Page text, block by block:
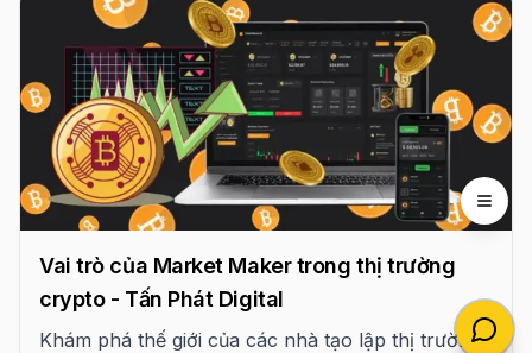
Vai trò của Market Maker trong thị trường
crypto - Tấn Phát Digital
Khám phá thế giới của các nhà tạo lập thị trường